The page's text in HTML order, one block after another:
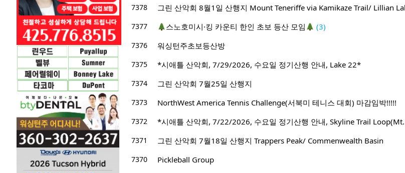
7378
그린 산악회 8월1일 산행지 Mount Teneriffe via Kamikaze Trail/ Lillian
7377
스노호미시·킹 카운티 한인 초보 등산 모임 (3)
7376
워싱턴주초보등산방
7375
*시애틀 산악회, 7/29/2026, 수요일 정기산행 안내, Lake 22*
7374
그린 산악회 7월25일 산행지
7373
NorthWest America Tennis Challenge(서북미 테니스 대회) 마감임박!!!!!
7372
*시애틀 산악회, 7/22/2026, 수요일 정기산행 안내, Skyline Trail
7371
그린 산악회 7월18일 산행지 Trappers Peak/ Commenwealth Basin
7370
Pickleball Group